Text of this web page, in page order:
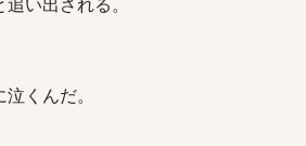
くんだ。